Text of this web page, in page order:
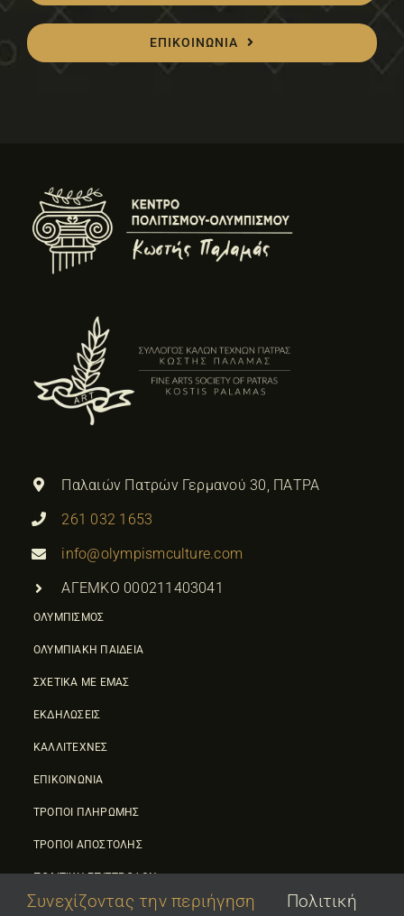
ΕΠΙΚΟΙΝΩΝΙΑ
Παλαιών Πατρών Γερμανού 30, ΠΑΤΡΑ
261 032 1653
info@olympismculture.com
ΑΓΕΜΚΟ 000211403041
ΟΛΥΜΠΙΣΜΟΣ
ΟΛΥΜΠΙΑΚΗ ΠΑΙΔΕΙΑ
ΣΧΕΤΙΚΑ ΜΕ ΕΜΑΣ
ΕΚΔΗΛΩΣΕΙΣ
ΚΑΛΛΙΤΕΧΝΕΣ
ΕΠΙΚΟΙΝΩΝΙΑ
ΤΡΟΠΟΙ ΠΛΗΡΩΜΗΣ
ΤΡΟΠΟΙ ΑΠΟΣΤΟΛΗΣ
ΠΟΛΙΤΙΚΗ ΕΠΙΣΤΡΟΦΩΝ
Συνεχίζοντας την περιήγηση Πολιτική